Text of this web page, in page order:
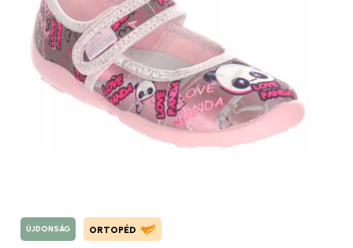
ÚJDONSÁG ORTOPÉD